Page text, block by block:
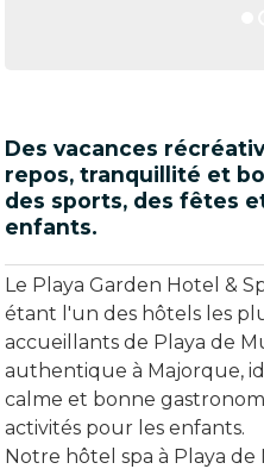
Des vacances
repos, tranquillité et
des sports, des fêtes
enfants.
Le Playa Garden Hotel &
étant l'un des hôtels les
accueillants de Playa de
authentique à Majorque,
calme et bonne
activités pour les enfants.
Notre hôtel spa à Playa